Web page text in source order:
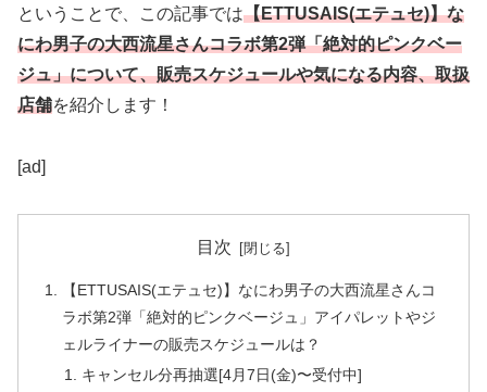
ということで、この記事では【ETTUSAIS(エテュセ)】な
にわ男子の大西流星さんコラボ第2弾「絶対的ピンクベー
ジュ」について、販売スケジュールや気になる内容、取扱
店舗を紹介します！
[ad]
目次
【ETTUSAIS(エテュセ)】なにわ男子の大西流星さんコ
ラボ第2弾「絶対的ピンクベージュ」アイパレットやジ
ェルライナーの販売スケジュールは？
キャンセル分再抽選[4月7日(金)〜受付中]